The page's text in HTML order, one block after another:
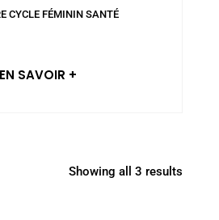
CYCLE FÉMININ SANTÉ
EN SAVOIR +
Showing all 3 results